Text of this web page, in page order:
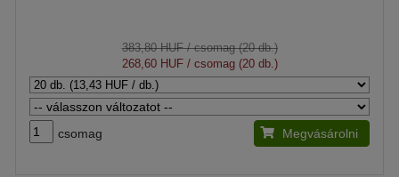
383,80 HUF/ csomag (20 db.)
268,60 HUF/ csomag (20 db.)
csomag Megvásárolni